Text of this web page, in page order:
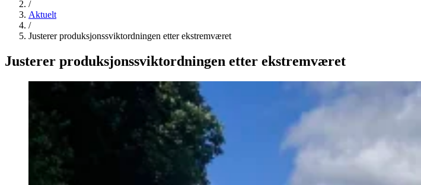
/
Aktuelt
/
Justerer produksjonssviktordningen etter ekstremværet
Justerer produksjonssviktordningen etter ekstremværet